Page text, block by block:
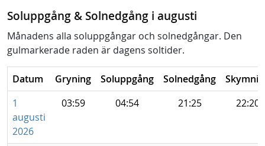
Soluppgång & Solnedgång i augusti
Månadens alla soluppgångar och solnedgångar. Den
gulmarkerade raden är dagens soltider.
Datum Gryning Soluppgång Solnedgång
1
augusti
2026
03:59 04:54 21:25 22:20